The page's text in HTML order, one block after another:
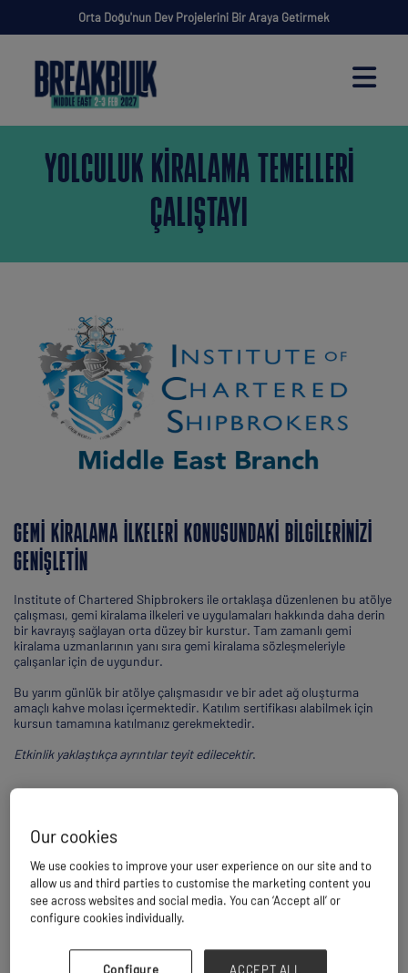
Orta Doğu'nun Dev Projelerini Bir Araya Getirmek
YOLCULUK KIRALAMA TEMELLERI
ÇALIŞTAYI
GEMI KIRALAMA ILKELERI KONUSUNDAKI BILGILERINIZI
GENIŞLETIN
Institute of Chartered Shipbrokers ile ortaklaşa düzenlenen bu atölye
çalışması, gemi kiralama ilkeleri ve uygulamaları hakkında daha derin
bir kavrayış sağlayan orta düzey bir kurstur. Tam zamanlı gemi
kiralama uzmanlarının yanı sıra gemi kiralama sözleşmeleriyle
çalışanlar için de uygundur.
Bu yarım günlük bir atölye çalışmasıdır ve bir adet ağ oluşturma
amaçlı kahve molası içermektedir. Katılım sertifikası alabilmek için
kursun tamamına katılmanız gerekmektedir.
Etkinlik yaklaştıkça ayrıntılar teyit edilecektir.
Our cookies
We use cookies to improve your user experience on our site and to
allow us and third parties to customise the marketing content you
see across websites and social media. You can ‘Accept all’ or
configure cookies individually.
Configure ACCEPT ALL